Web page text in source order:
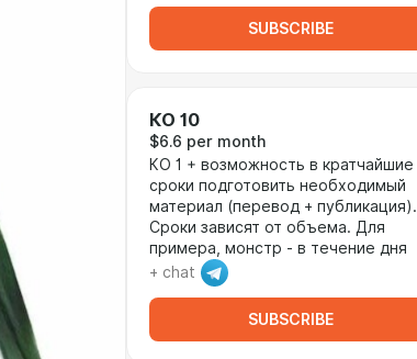
SUBSCRIBE
КО 10
$6.6 per month
КО 1 + возможность в кратчайшие
сроки подготовить необходимый
материал (перевод + публикация).
Сроки зависят от объема. Для
примера, монстр - в течение дня
+ chat
SUBSCRIBE